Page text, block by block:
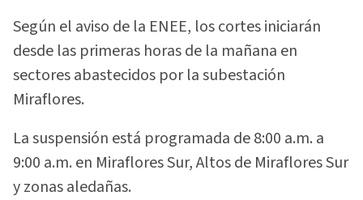
Según el aviso de la ENEE, los cortes iniciarán
desde las primeras horas de la mañana en
sectores abastecidos por la subestación
Miraflores.
La suspensión está programada de 8:00 a.m. a
9:00 a.m. en Miraflores Sur, Altos de Miraflores Sur
y zonas aledañas.